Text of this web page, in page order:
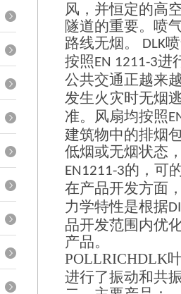
风，并恒定的高
隧道的重要。喷
路线无烟。
DLK
按照 EN 1211-3进
公共交通正越来
发生火灾时无烟
准。风扇均按照
建筑物中的排烟
低烟或无烟状态
EN1211-3的，可
在产品开发方面
力学特性是根据
品开发范围内优
产品。
POLLRICHDLK
进行了振动和共